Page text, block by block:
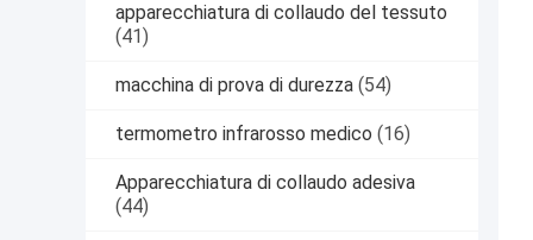
apparecchiatura di collaudo del tessuto
(41)
macchina di prova di durezza (54)
termometro infrarosso medico (16)
Apparecchiatura di collaudo adesiva
(44)